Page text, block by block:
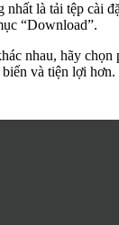
nhất là tải tệp cài
“Download”.
nhau, hãy
và tiện lợi